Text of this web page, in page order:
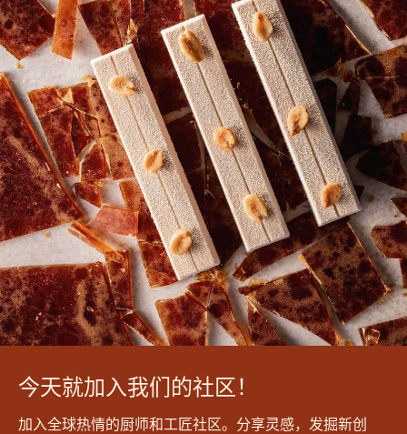
今天就加入我们的社区！
加入全球热情的厨师和工匠社区。分享灵感，发掘新创